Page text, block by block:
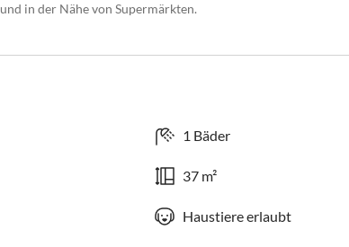
in der Nähe von Supermärkten.
1 Bäder
37 m²
Haustiere erlaubt